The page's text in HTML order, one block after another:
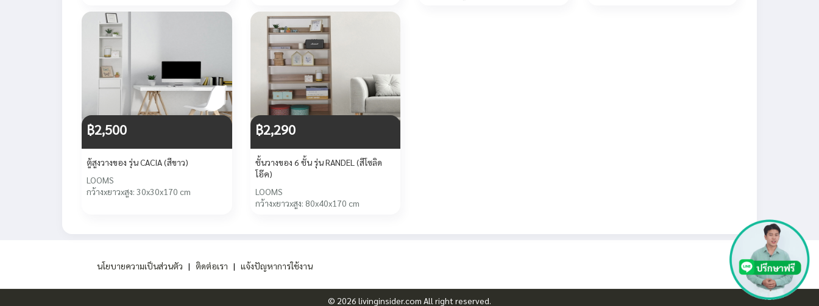
฿2,500
ตู้สูงวางของ รุ่น CACIA (สีขาว)
LOOMS
กว้างxยาวxสูง: 30x30x170 cm
฿2,290
ชั้นวางของ 6 ชั้น รุ่น RANDEL (สีโซลิด
โอ๊ค)
LOOMS
กว้างxยาวxสูง: 80x40x170 cm
นโยบายความเป็นส่วนตัว | ติดต่อเรา | แจ้งปัญหาการใช้งาน
© 2026 livinginsider.com All right reserved.